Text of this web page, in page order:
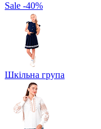
Sale -40%
Шкільна група